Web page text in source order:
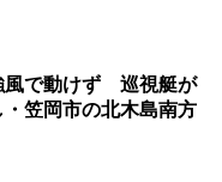
風で動けず 巡視艇が
笠岡市の北木島南方